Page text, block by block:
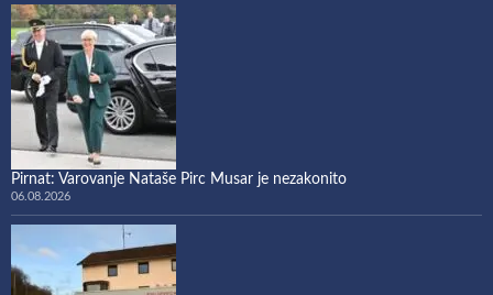
Pirnat: Varovanje Nataše Pirc Musar je nezakonito
06.08.2026